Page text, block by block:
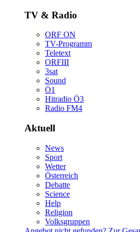
TV&Radio
ORFON
TV-Programm
Teletext
ORFIII
3sat
Sound
Ö1
HitradioÖ3
RadioFM4
Aktuell
News
Sport
Wetter
Österreich
Debatte
Science
Help
Religion
Volksgruppen